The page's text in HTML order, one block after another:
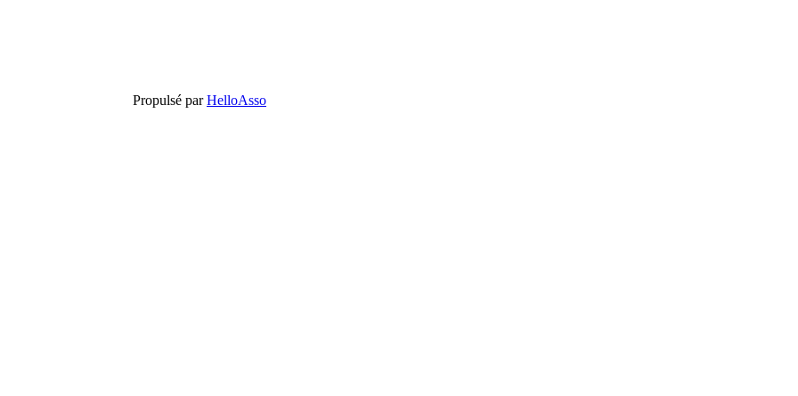
Propulsé parHelloAsso